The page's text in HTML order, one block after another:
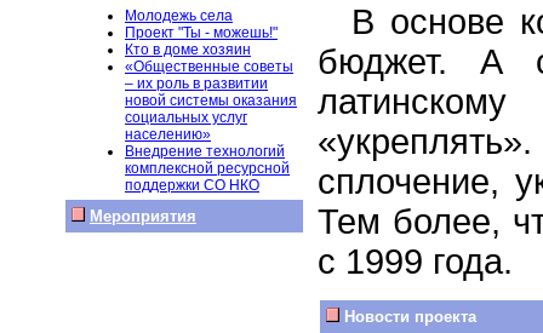
Молодежь села
Проект "Ты - можешь!"
Кто в доме хозяин
«Общественные советы
– их роль в развитии
новой системы оказания
социальных услуг
населению»
Внедрение технологий
комплексной ресурсной
поддержки СО НКО
Мероприятия
В основе
бюджет. А
сплочение,
Тем более,
с 1999 года.
Новости проекта